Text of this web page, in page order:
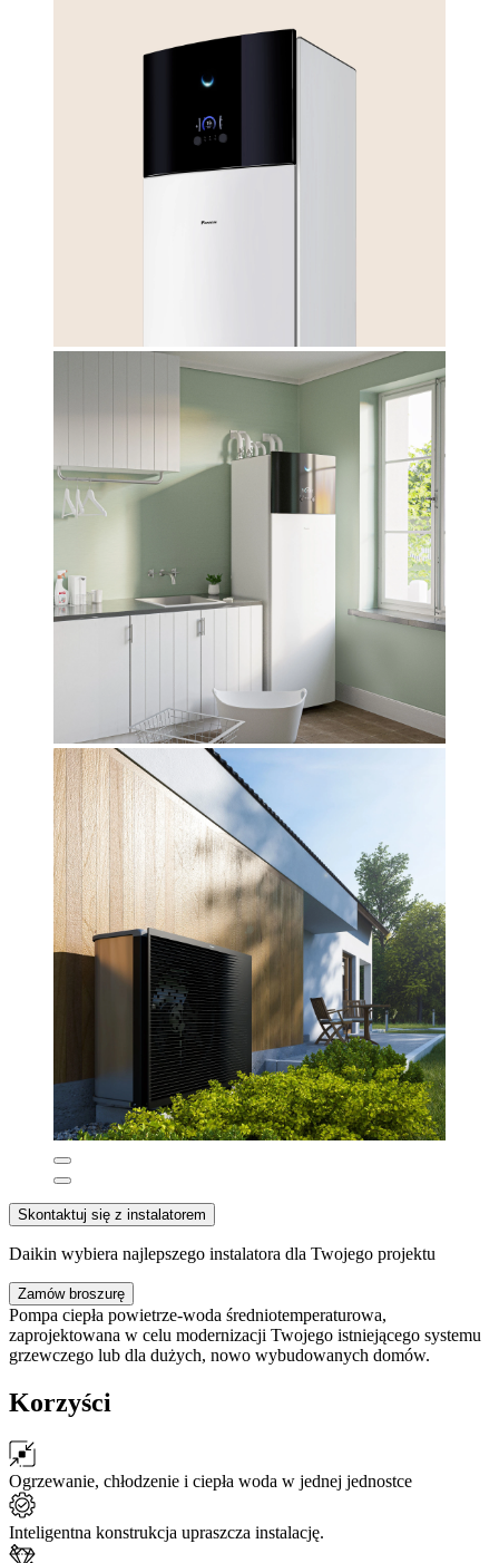
Skontaktuj się z instalatorem
Daikin wybiera najlepszego instalatora dla Twojego projektu
Zamów broszurę
Pompa ciepła powietrze-woda średniotemperaturowa,
zaprojektowana w celu modernizacji Twojego istniejącego systemu
grzewczego lub dla dużych, nowo wybudowanych domów.
Korzyści
Ogrzewanie, chłodzenie i ciepła woda w jednej jednostce
Inteligentna konstrukcja upraszcza instalację.